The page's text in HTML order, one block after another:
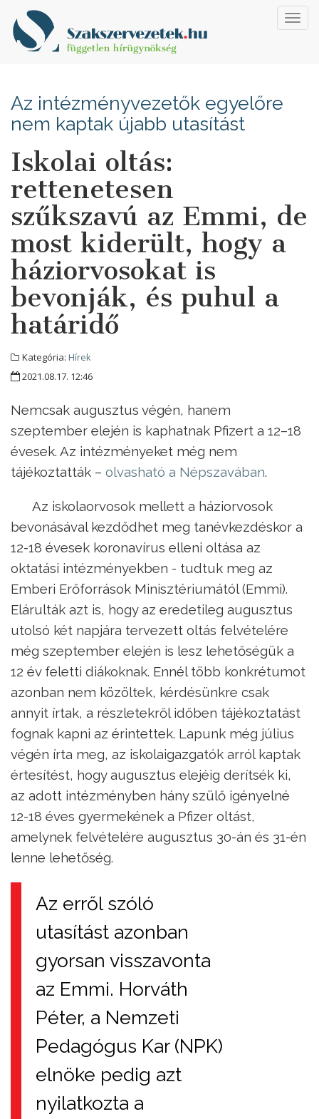
Az intézményvezetők egyelőre
nem kaptak újabb utasítást
Iskolai oltás:
rettenetesen
szűkszavú az Emmi, de
most kiderült, hogy a
háziorvosokat is
bevonják, és puhul a
határidő
Kategória: Hírek
2021.08.17. 12:46
Nemcsak augusztus végén, hanem
szeptember elején is kaphatnak Pfizert a 12–18
évesek. Az intézményeket még nem
tájékoztatták – olvasható a Népszavában.
Az iskolaorvosok mellett a háziorvosok
bevonásával kezdődhet meg tanévkezdéskor a
12-18 évesek koronavírus elleni oltása az
oktatási intézményekben - tudtuk meg az
Emberi Erőforrások Minisztériumától (Emmi).
Elárulták azt is, hogy az eredetileg augusztus
utolsó két napjára tervezett oltás felvételére
még szeptember elején is lesz lehetőségük a
12 év feletti diákoknak. Ennél több konkrétumot
azonban nem közöltek, kérdésünkre csak
annyit írtak, a részletekről időben tájékoztatást
fognak kapni az érintettek. Lapunk még július
végén írta meg, az iskolaigazgatók arról kaptak
értesítést, hogy augusztus elejéig derítsék ki,
az adott intézményben hány szülő igényelné
12-18 éves gyermekének a Pfizer oltást,
amelynek felvételére augusztus 30-án és 31-én
lenne lehetőség.
Az erről szóló
utasítást azonban
gyorsan visszavonta
az Emmi. Horváth
Péter, a Nemzeti
Pedagógus Kar (NPK)
elnöke pedig azt
nyilatkozta a